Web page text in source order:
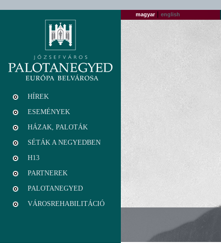
magyar| english
HÍREK
ESEMÉNYEK
HÁZAK, PALOTÁK
SÉTÁK A NEGYEDBEN
H13
PARTNEREK
PALOTANEGYED
VÁROSREHABILITÁCIÓ